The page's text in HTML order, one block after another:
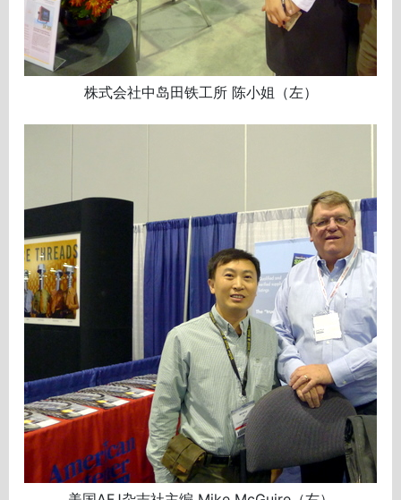
株式会社中岛田铁工所 陈小姐（左）